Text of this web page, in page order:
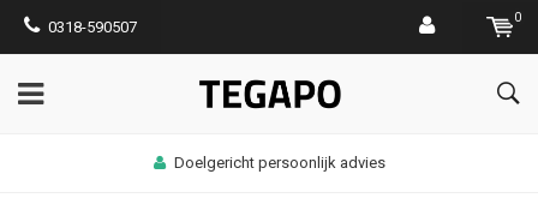
0318-590507
0
Doelgericht persoonlijk advies